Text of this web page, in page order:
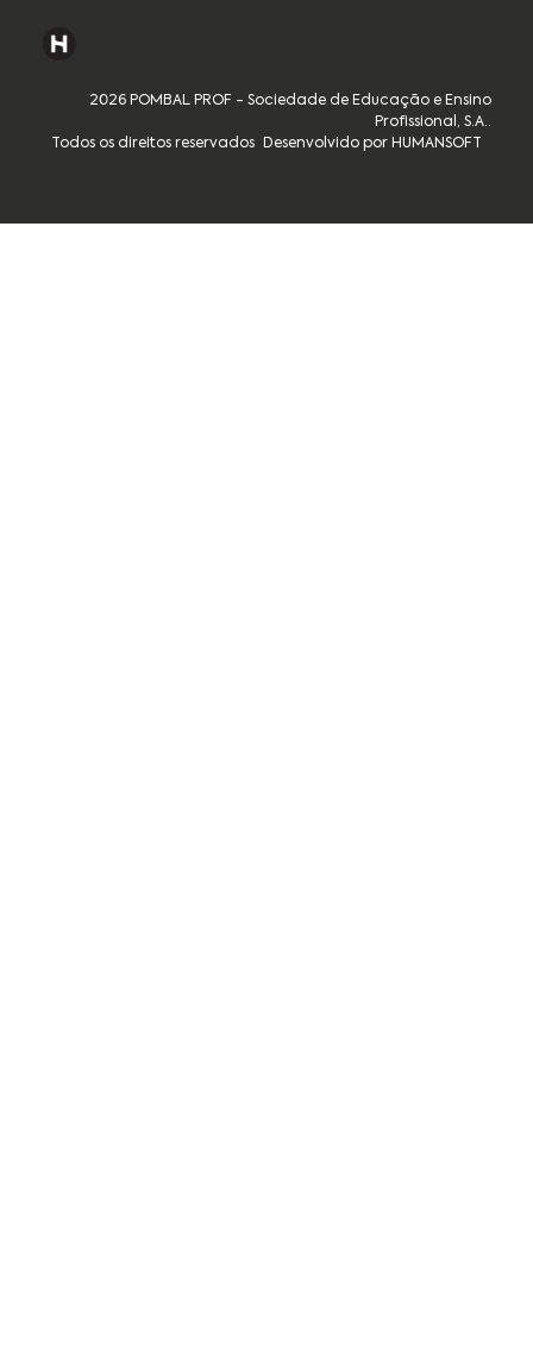
2026 POMBAL PROF - Sociedade de Educação e Ensino
Profissional, S.A..
Todos os direitos reservados
Desenvolvido por HUMANSOFT